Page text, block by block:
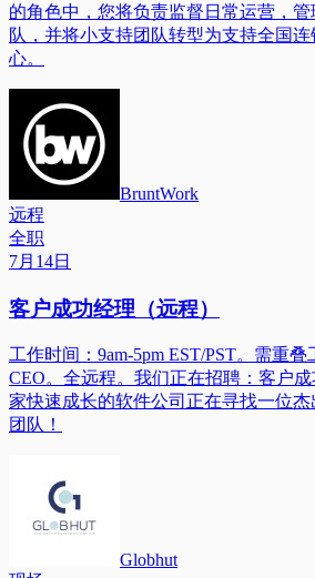
的角色中，您将负责监督日常运营，
队，并将小支持团队转型为支持全国
心。
BruntWork
远程
全职
7月14日
客户成功经理（远程）
工作时间：9am-5pm EST/PST。需重叠
CEO。全远程。我们正在招聘：客户
家快速成长的软件公司正在寻找一位
团队！
Globhut